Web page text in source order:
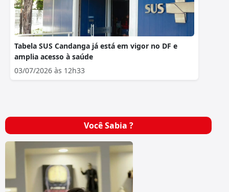
Tabela SUS Candanga já está em vigor no DF e
amplia acesso à saúde
03/07/2026 às 12h33
Você Sabia ?